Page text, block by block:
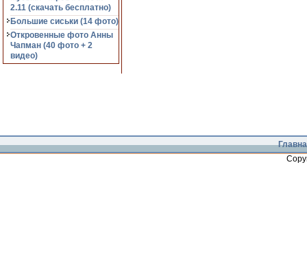
2.11 (cкачать бесплатно)
Большие сиськи (14 фото)
Откровенные фото Анны
Чапман (40 фото + 2
видео)